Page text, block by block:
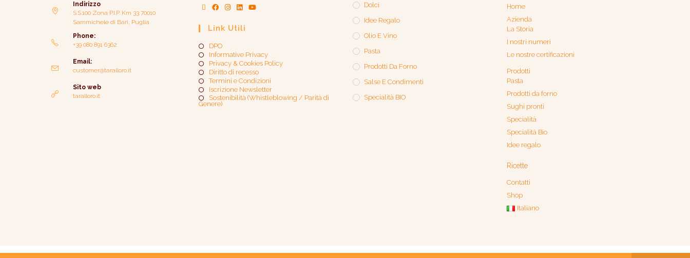
Indirizzo
S.S.100 Zona P.I.P. Km 33 70010
Sammichele di Bari, Puglia
Phone:
+39 080 891 6362
Email:
customer@taralloro.it
Sito web
taralloro.it
Link Utili
DPO
Informative Privacy
Privacy & Cookies Policy
Diritto di recesso
Termini e Condizioni
Iscrizione Newsletter
Sostenibilità (Whistleblowing / Parità di
Genere)​
Dolci
Idee Regalo
Olio E Vino
Pasta
Prodotti Da Forno
Salse E Condimenti
Specialità BIO
Home
Azienda
La Storia
I nostri numeri
Le nostre certificazioni
Prodotti
Pasta
Prodotti da forno
Sughi pronti
Specialità
Specialità Bio
Idee regalo
Ricette
Contatti
Shop
Italiano